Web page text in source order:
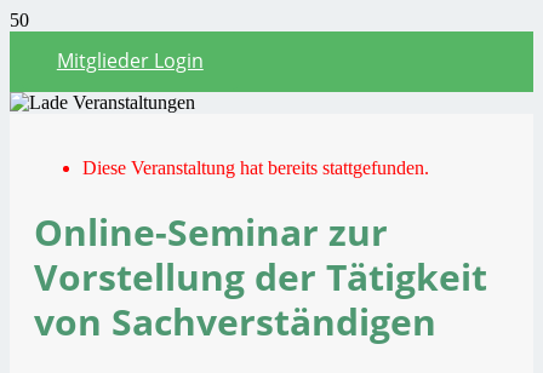
Mitglieder Login
Diese Veranstaltung hat bereits stattgefunden.
Online-Seminar zur
Vorstellung der Tätigkeit
von Sachverständigen